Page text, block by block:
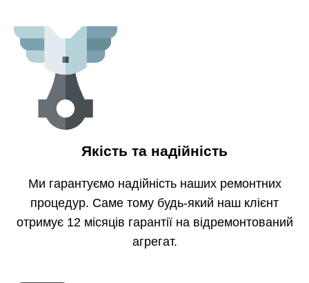
Якість та надійність
Ми гарантуємо надійність наших ремонтних
процедур. Саме тому будь-який наш клієнт
отримує 12 місяців гарантії на відремонтований
агрегат.